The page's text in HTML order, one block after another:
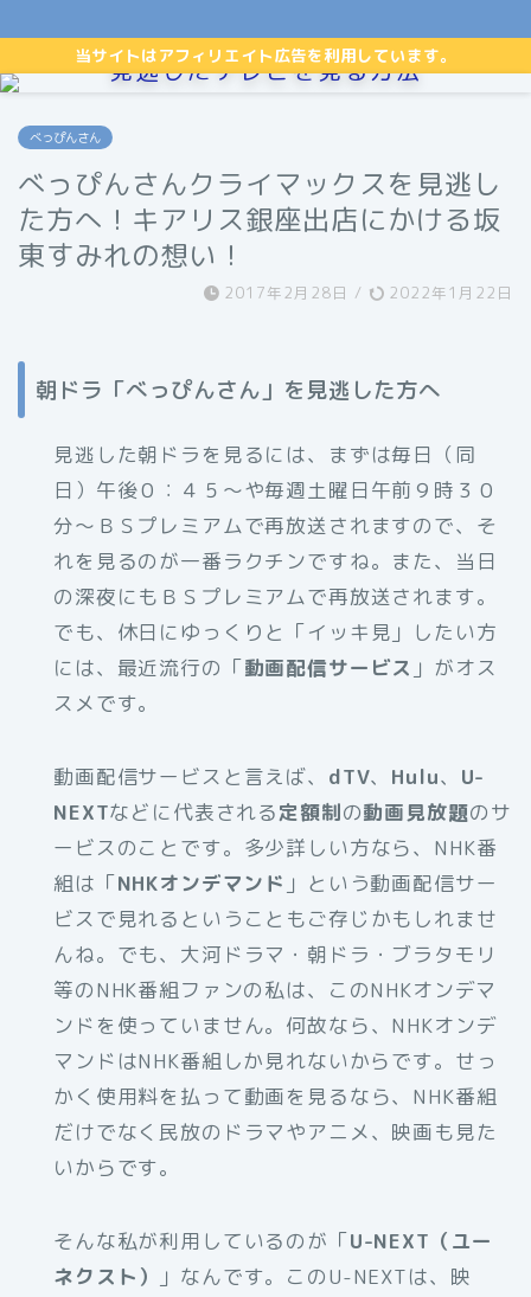
当サイトはアフィリエイト広告を利用しています。
見逃したテレビを見る方法
べっぴんさん
べっぴんさんクライマックスを見逃し
た方へ！キアリス銀座出店にかける坂
東すみれの想い！
2017年2月28日 / 2022年1月22日
朝ドラ「べっぴんさん」を見逃した方へ
見逃した朝ドラを見るには、まずは毎日（同
日）午後０：４５～や毎週土曜日午前９時３０
分～ＢＳプレミアムで再放送されますので、そ
れを見るのが一番ラクチンですね。また、当日
の深夜にもＢＳプレミアムで再放送されます。
でも、休日にゆっくりと「イッキ見」したい方
には、最近流行の「動画配信サービス 」がオス
スメです。
動画配信サービスと言えば、 dTV、 Hulu、 U-
NEXTなどに代表される定額制の動画見放題のサ
ービスのことです。多少詳しい方なら、NHK番
組は「NHKオンデマンド 」という動画配信サー
ビスで見れるということもご存じかもしれませ
んね。でも、大河ドラマ・朝ドラ・ブラタモリ
等のNHK番組ファンの私は、このNHKオンデマ
ンドを使っていません。何故なら、NHKオンデ
マンドはNHK番組しか見れないからです。せっ
かく使用料を払って動画を見るなら、NHK番組
だけでなく民放のドラマやアニメ、映画も見た
いからです。
そんな私が利用しているのが「U-NEXT（ユー
ネクスト）
」なんです。このU-NEXTは、映